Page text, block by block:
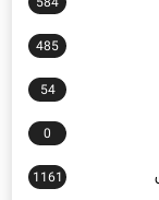
485
54
0
1161
1042